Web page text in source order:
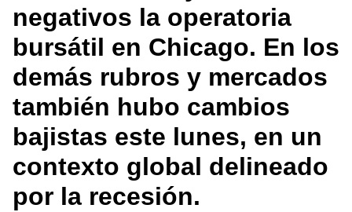
negativos la operatoria
bursátil en Chicago. En los
demás rubros y mercados
también hubo cambios
bajistas este lunes, en un
contexto global delineado
por la recesión.